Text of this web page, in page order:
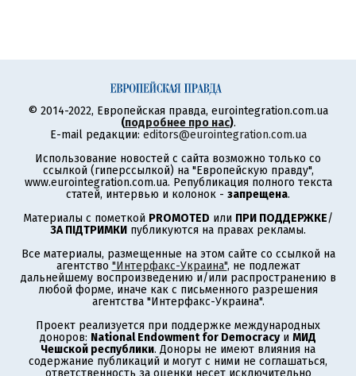
© 2014-2022, Европейская правда, eurointegration.com.ua
(подробнее про нас).
E-mail редакции: editors@eurointegration.com.ua
Использование новостей с сайта возможно только со
ссылкой (гиперссылкой) на "Европейскую правду",
www.eurointegration.com.ua. Републикация полного текста
статей, интервью и колонок - запрещена.
Материалы с пометкой PROMOTED или ПРИ ПОДДЕРЖКЕ/
ЗА ПІДТРИМКИ публикуются на правах рекламы.
Все материалы, размещенные на этом сайте со ссылкой на
агентство "Интерфакс-Украина", не подлежат
дальнейшему воспроизведению и/или распространению в
любой форме, иначе как с письменного разрешения
агентства "Интерфакс-Украина".
Проект реализуется при поддержке международных
доноров: National Endowment for Democracyи МИД
Чешской республики. Доноры не имеют влияния на
содержание публикаций и могут с ними не соглашаться,
ответственность за оценки несет исключительно